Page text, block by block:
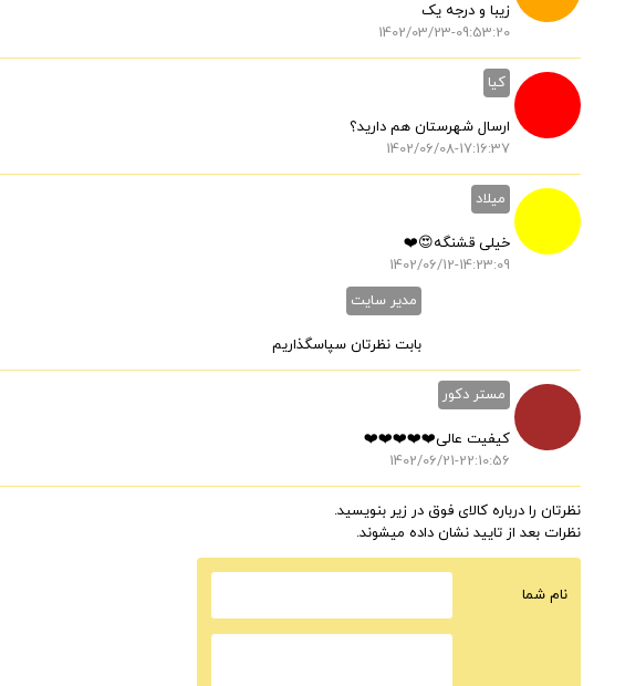
زیبا و درجه یک
1402/03/23-09:53:20
کیا
ارسال شهرستان هم دارید؟
1402/06/08-17:16:37
میلاد
خیلی قشنگه😍❤️
1402/06/12-14:23:09
مدیر سایت
بابت نظرتان سپاسگذاریم
مستر دکور
کیفیت عالی❤️❤️❤️❤️❤️
1402/06/21-22:10:56
نظرتان را درباره کالای فوق در زیر بنویسید.
نظرات بعد از تایید نشان داده میشوند.
نام شما